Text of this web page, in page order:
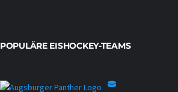
POPULÄRE EISHOCKEY-TEAMS